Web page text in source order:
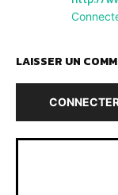
LAISSER UN